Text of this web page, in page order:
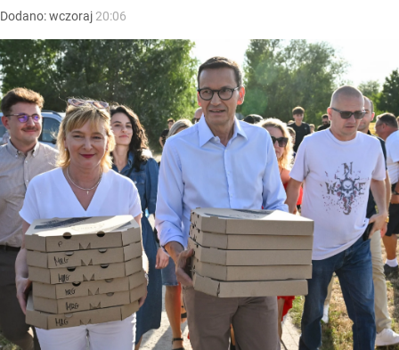
Dodano:wczoraj 20:06